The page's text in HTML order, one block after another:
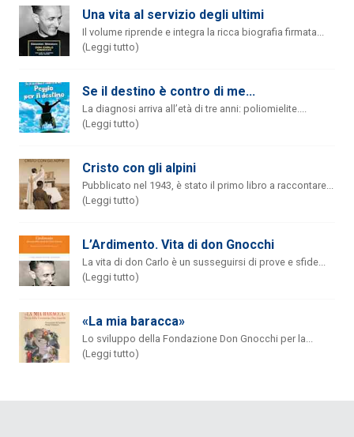
Una vita al servizio degli ultimi
Il volume riprende e integra la ricca biografia firmata...
(Leggi tutto)
Se il destino è contro di me...
La diagnosi arriva all’età di tre anni: poliomielite....
(Leggi tutto)
Cristo con gli alpini
Pubblicato nel 1943, è stato il primo libro a raccontare...
(Leggi tutto)
L’Ardimento. Vita di don Gnocchi
La vita di don Carlo è un susseguirsi di prove e sfide...
(Leggi tutto)
«La mia baracca»
Lo sviluppo della Fondazione Don Gnocchi per la...
(Leggi tutto)